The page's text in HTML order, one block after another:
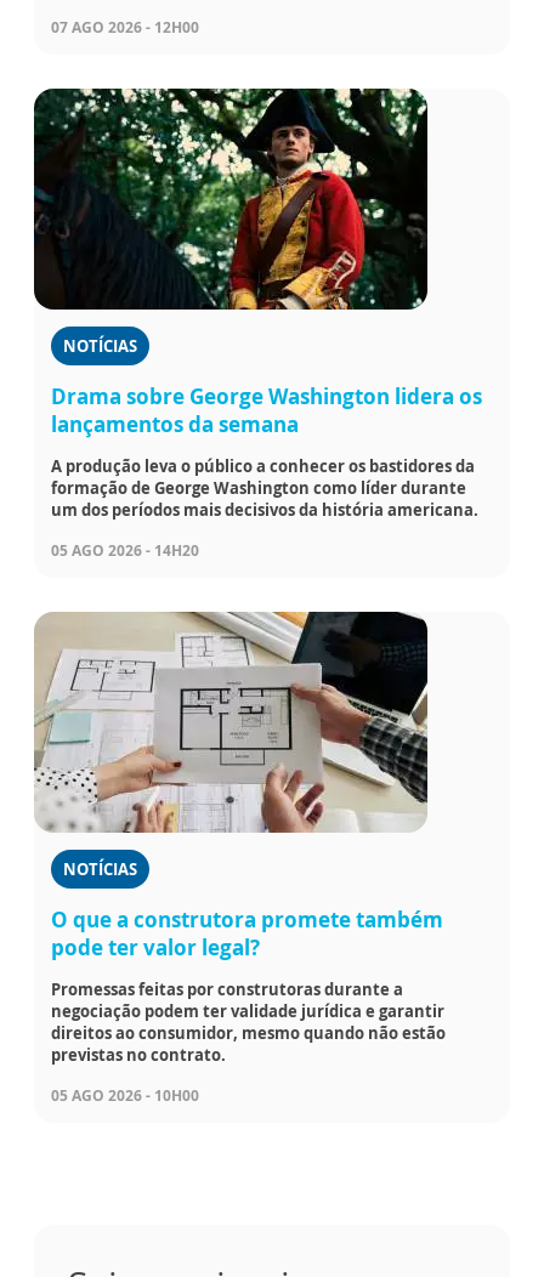
07 AGO 2026 - 12H00
NOTÍCIAS
Drama sobre George Washington lidera os
lançamentos da semana
A produção leva o público a conhecer os bastidores da
formação de George Washington como líder durante
um dos períodos mais decisivos da história americana.
05 AGO 2026 - 14H20
NOTÍCIAS
O que a construtora promete também
pode ter valor legal?
Promessas feitas por construtoras durante a
negociação podem ter validade jurídica e garantir
direitos ao consumidor, mesmo quando não estão
previstas no contrato.
05 AGO 2026 - 10H00